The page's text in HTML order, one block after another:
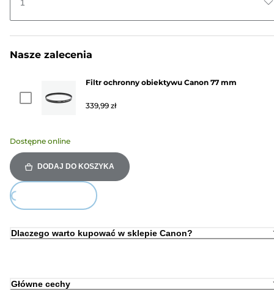
1
Nasze zalecenia
Filtr ochronny obiektywu Canon 77 mm
339,99 zł
Dostępne online
DODAJ DO KOSZYKA
Loading...
Dlaczego warto kupować w sklepie Canon?
Główne cechy